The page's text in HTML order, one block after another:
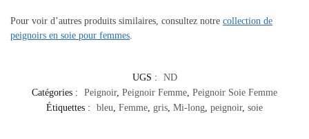
Pour voir d’autres produits similaires, consultez notre collection de
peignoirs en soie pour femmes.
UGS :
ND
Catégories :
Peignoir, Peignoir Femme, Peignoir Soie Femme
Étiquettes :
bleu, Femme, gris, Mi-long, peignoir, soie